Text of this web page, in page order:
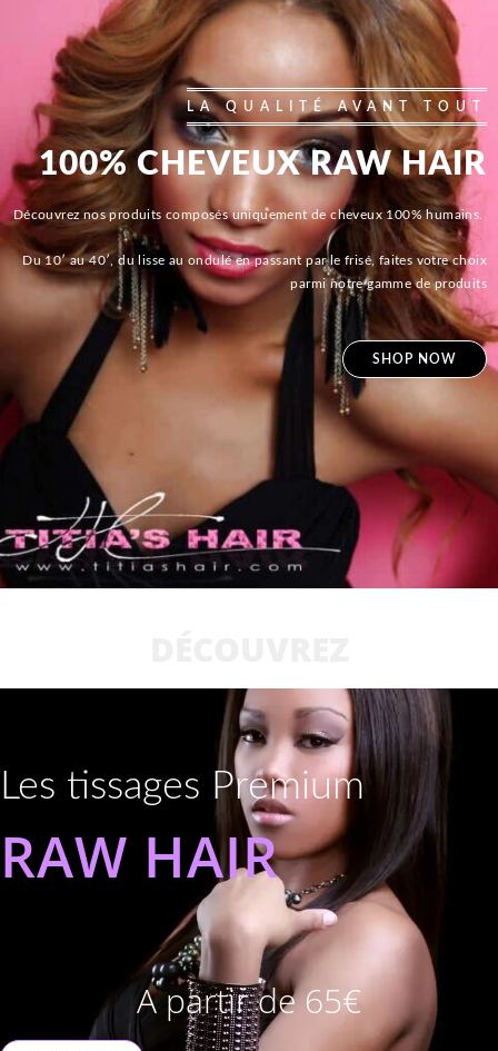
LA QUALITÉ AVANT TOUT
100% CHEVEUX RAW HAIR
Découvrez nos produits composés uniquement de cheveux 100% humains.
Du 10′ au 40′, du lisse au ondulé en passant par le frisé, faites votre choix
parmi notre gamme de produits
SHOP NOW
Les tissages Premium
RAW HAIR
A partir de 65€